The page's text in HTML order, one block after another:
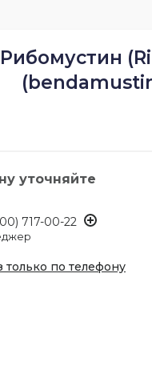
Рибомустин
уточняйте
717-00-22
только по телефону